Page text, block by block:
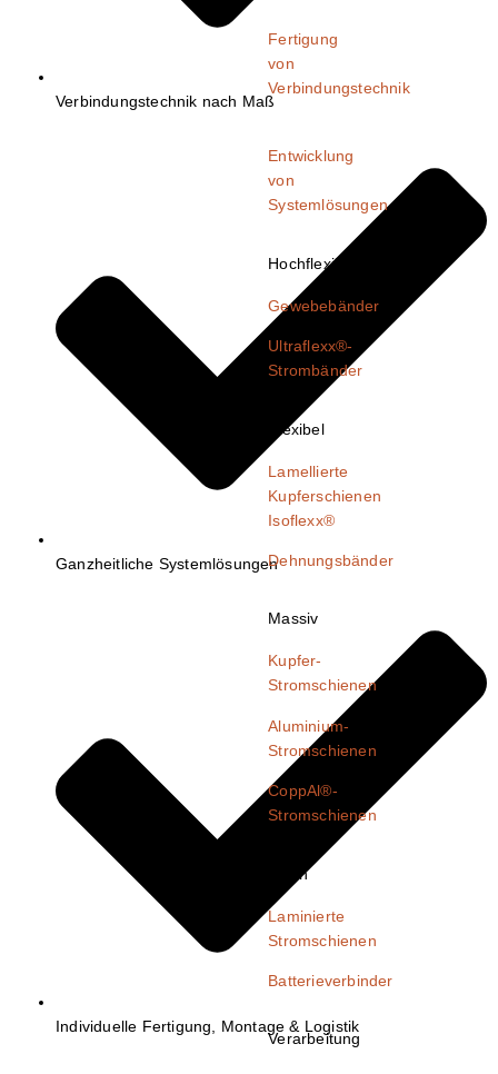
Fertigung
von
Verbindungstechnik
Entwicklung
von
Systemlösungen
Hochflexibel
Gewebebänder
Ultraflexx®-
Strombänder
Flexibel
Lamellierte
Kupferschienen​
Isoflexx®
Dehnungsbänder
Massiv
Kupfer-
Stromschienen
Aluminium-
Stromschienen
CoppAl®-
Stromschienen
Flach
Laminierte
Stromschienen
Batterieverbinder
Verarbeitung
Verbindungstechnik nach Maß
Ganzheitliche Systemlösungen
Individuelle Fertigung, Montage & Logistik